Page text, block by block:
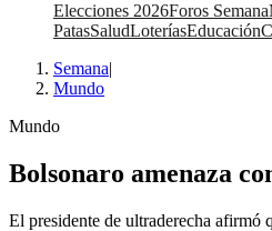
Elecciones 2026Foros Semana
PatasSaludLoteríasEducación
Semana|
Mundo
Mundo
Bolsonaro amenaza
El presidente de ultraderecha afirmó